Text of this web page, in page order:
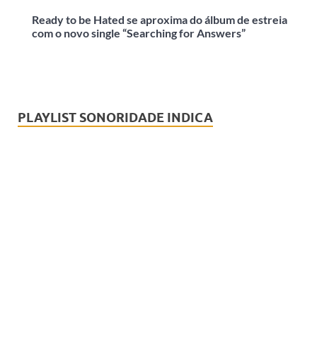
Ready to be Hated se aproxima do álbum de estreia
com o novo single “Searching for Answers”
PLAYLIST SONORIDADE INDICA